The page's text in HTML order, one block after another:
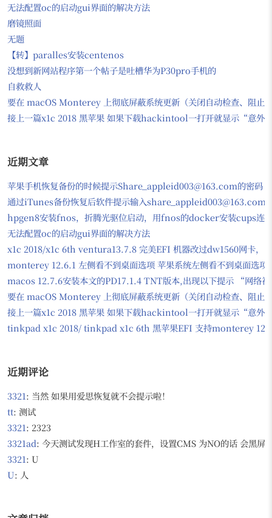
无法配置oc的启动gui界面的解决方法
磨镜照面
无题
【转】paralles安装centenos
没想到新网站程序第一个帖子是吐槽华为P30pro手机的
自救救人
要在 macOS Monterey 上彻底屏蔽系统更新（关闭自动检查、阻止
接上一篇x1c 2018 黑苹果 如果下载hackintool一打开就显示“意外
近期文章
苹果手机恢复备份的时候提示Share_appleid003@163.com的密码
通过iTunes备份恢复后软件提示输入share_appleid003@163.com
hpgen8安装fnos，折腾光驱位启动，用fnos的docker安装cups连
无法配置oc的启动gui界面的解决方法
x1c 2018/x1c 6th ventura13.7.8 完美EFI 机器改过dw1560网卡，
monterey 12.6.1 左侧看不到桌面选项 苹果系统左侧看不到桌面选项
macos 12.7.6安装本文的PD17.1.4 TNT版本,出现以下提示 “网络
要在 macOS Monterey 上彻底屏蔽系统更新（关闭自动检查、阻止
接上一篇x1c 2018 黑苹果 如果下载hackintool一打开就显示“意外
tinkpad x1c 2018/ tinkpad x1c 6th 黑苹果EFI 支持monterey
近期评论
3321: 当然 如果用爱思恢复就不会提示啦！
tt: 测试
3321: 2323
3321ad: 今天测试发现H工作室的套件，设置CMS 为NO的话 会黑屏
3321: U
U: 人